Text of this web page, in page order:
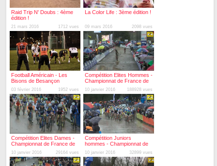
Raid Trip N' Doubs : 4ème
édition !
21 mars 2016 1712 vues
La Color Life : 3ème édition !
09 mars 2016 2098 vues
Football Américain - Les
Bisons de Besançon
03 février 2016 1952 vues
Compétition Elites Hommes -
Championnat de France de
Cyclo-cross 2016
10 janvier 2016 188928 vues
Compétition Elites Dames -
Championnat de France de
Cyclo-cross 2016
10 janvier 2016 29164 vues
Compétition Juniors
hommes - Championnat de
France de Cyclo-cross 2016
10 janvier 2016 32899 vues